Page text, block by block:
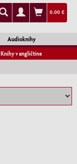
0.00 €
Audioknihy
Knihy v angličtine